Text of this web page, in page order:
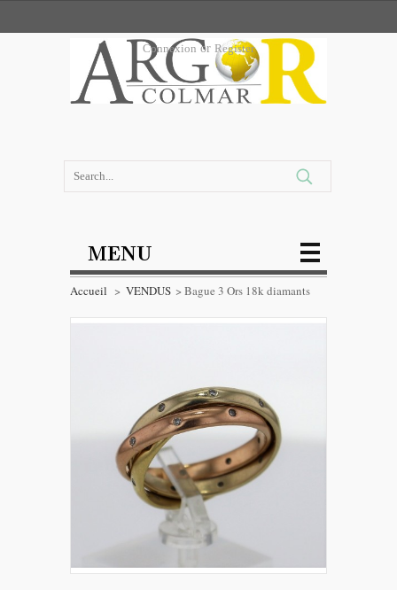
Connexion or Register
MENU
Accueil > VENDUS > Bague 3 Ors 18k diamants